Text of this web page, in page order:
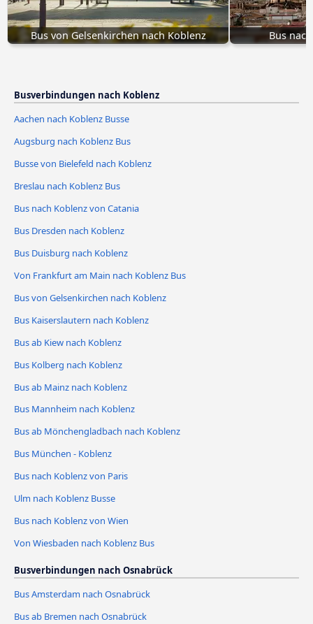
Bus von Gelsenkirchen nach Koblenz Bus
Busverbindungen nach Koblenz
Aachen nach Koblenz Busse
Augsburg nach Koblenz Bus
Busse von Bielefeld nach Koblenz
Breslau nach Koblenz Bus
Bus nach Koblenz von Catania
Bus Dresden nach Koblenz
Bus Duisburg nach Koblenz
Von Frankfurt am Main nach Koblenz Bus
Bus von Gelsenkirchen nach Koblenz
Bus Kaiserslautern nach Koblenz
Bus ab Kiew nach Koblenz
Bus Kolberg nach Koblenz
Bus ab Mainz nach Koblenz
Bus Mannheim nach Koblenz
Bus ab Mönchengladbach nach Koblenz
Bus München - Koblenz
Bus nach Koblenz von Paris
Ulm nach Koblenz Busse
Bus nach Koblenz von Wien
Von Wiesbaden nach Koblenz Bus
Busverbindungen nach Osnabrück
Bus Amsterdam nach Osnabrück
Bus ab Bremen nach Osnabrück